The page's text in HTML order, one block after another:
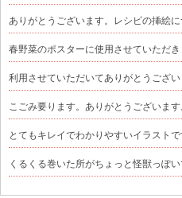
ありがとうございます。レシピの挿絵に
春野菜のポスターに使用させていただき
利用させていただいてありがとうござい
こごみ要ります。ありがとうございます
とてもキレイでわかりやすいイラストで
くるくる巻いた所がちょっと怪獣っぽい